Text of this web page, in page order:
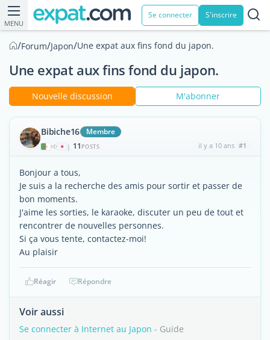
MENU
Se connecter S'inscrire
/Forum/Japon/Une expat aux fins fond du japon.
Une expat aux fins fond du japon.
Nouvelle discussion M'abonner
Bibiche16 Membre
| 11 POSTS il y a 10 ans #1
Bonjour a tous,
Je suis a la recherche des amis pour sortir et passer de
bon moments.
J'aime les sorties, le karaoke, discuter un peu de tout et
rencontrer de nouvelles personnes.
Si ça vous tente, contactez-moi!
Au plaisir
Réagir Répondre
Voir aussi
Se connecter à Internet au Japon - Guide